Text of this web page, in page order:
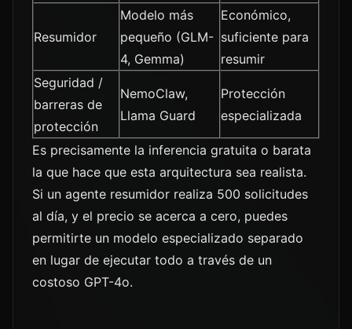
Resumidor
Modelo más
pequeño (GLM-
4, Gemma)
Económico,
suficiente para
resumir
Seguridad /
barreras de
protección
NemoClaw,
Llama Guard
Protección
especializada
Es precisamente la inferencia gratuita o barata
la que hace que esta arquitectura sea realista.
Si un agente resumidor realiza 500 solicitudes
al día, y el precio se acerca a cero, puedes
permitirte un modelo especializado separado
en lugar de ejecutar todo a través de un
costoso GPT-4o.